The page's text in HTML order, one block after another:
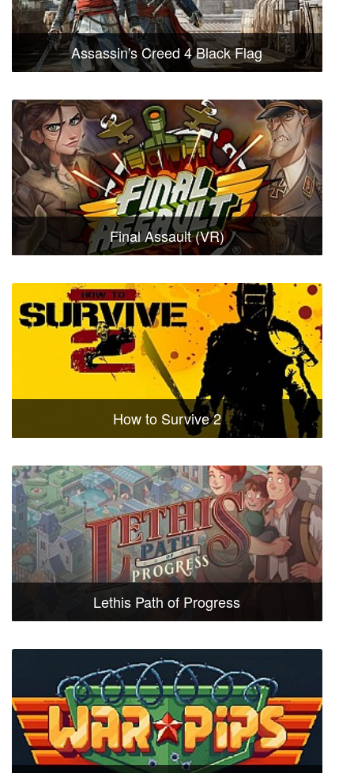
Assassin's Creed 4 Black Flag
Final Assault (VR)
How to Survive 2
Lethis Path of Progress